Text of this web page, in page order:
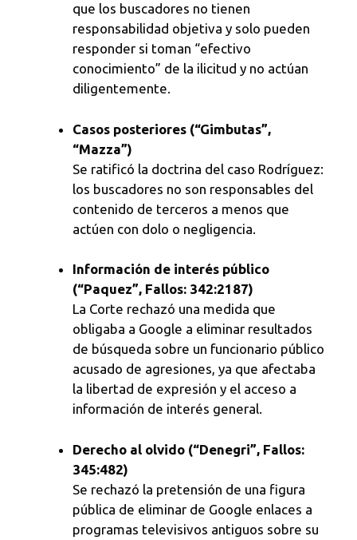
que los buscadores no tienen
responsabilidad objetiva y solo pueden
responder si toman “efectivo
conocimiento” de la ilicitud y no actúan
diligentemente.
Casos posteriores (“Gimbutas”,
“Mazza”)
Se ratificó la doctrina del caso Rodríguez:
los buscadores no son responsables del
contenido de terceros a menos que
actúen con dolo o negligencia.
Información de interés público
(“Paquez”, Fallos: 342:2187)
La Corte rechazó una medida que
obligaba a Google a eliminar resultados
de búsqueda sobre un funcionario público
acusado de agresiones, ya que afectaba
la libertad de expresión y el acceso a
información de interés general.
Derecho al olvido (“Denegri”, Fallos:
345:482)
Se rechazó la pretensión de una figura
pública de eliminar de Google enlaces a
programas televisivos antiguos sobre su